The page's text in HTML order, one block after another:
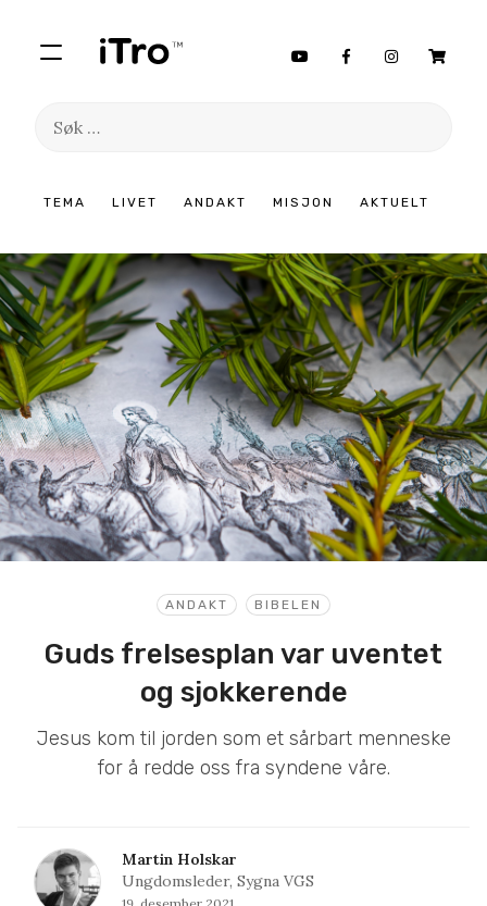
TEMA LIVET ANDAKT MISJON AKTUELT
Søk
innhold
ANDAKT BIBELEN
Guds frelsesplan var uventet
og sjokkerende
Jesus kom til jorden som et sårbart menneske
for å redde oss fra syndene våre.
Martin Holskar
Ungdomsleder, Sygna VGS